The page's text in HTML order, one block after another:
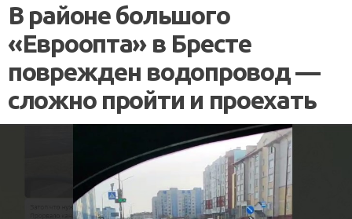
В районе большого
«Евроопта» в Бресте
поврежден водопровод —
сложно пройти и проехать